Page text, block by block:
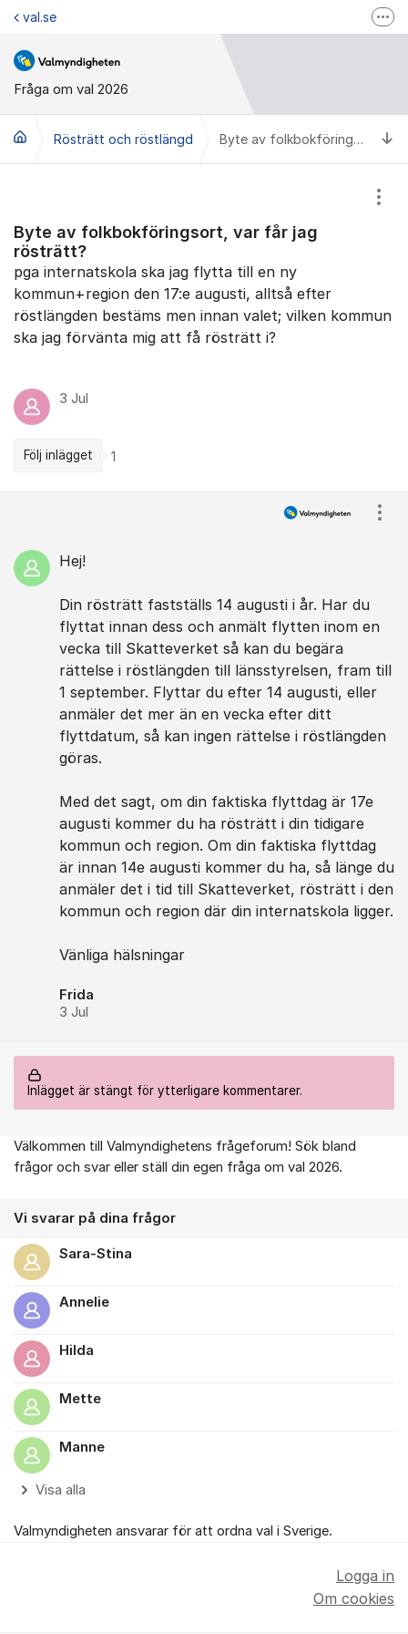
Hoppa till innehåll
Fråga om val 2026
val.se
Valmyndigheten på Facebook
Valmyndigheten på Instagram
Valupplysningen
Rösträtt och röstlängd Byte av folkbokföringsort, var får jag rösträtt?
Byte av folkbokföringsort, var får jag
rösträtt?
pga internatskola ska jag flytta till en ny
kommun+region den 17:e augusti, alltså efter
röstlängden bestäms men innan valet; vilken kommun
ska jag förvänta mig att få rösträtt i?
3 Jul
Följ inlägget 1
Hej!
Din rösträtt fastställs 14 augusti i år. Har du
flyttat innan dess och anmält flytten inom en
vecka till Skatteverket så kan du begära
rättelse i röstlängden till länsstyrelsen, fram till
1 september. Flyttar du efter 14 augusti, eller
anmäler det mer än en vecka efter ditt
flyttdatum, så kan ingen rättelse i röstlängden
göras.
Med det sagt, om din faktiska flyttdag är 17e
augusti kommer du ha rösträtt i din tidigare
kommun och region. Om din faktiska flyttdag
är innan 14e augusti kommer du ha, så länge du
anmäler det i tid till Skatteverket, rösträtt i den
kommun och region där din internatskola ligger.
Vänliga hälsningar
Frida
3 Jul
Inlägget är stängt för ytterligare kommentarer.
Om forumet
Välkommen till Valmyndighetens frågeforum! Sök bland
frågor och svar eller ställ din egen fråga om val 2026.
Vi svarar på dina frågor
Sara-Stina
Annelie
Hilda
Mette
Manne
Visa alla
Valmyndigheten ansvarar för att ordna val i Sverige.
Logga in
Om cookies